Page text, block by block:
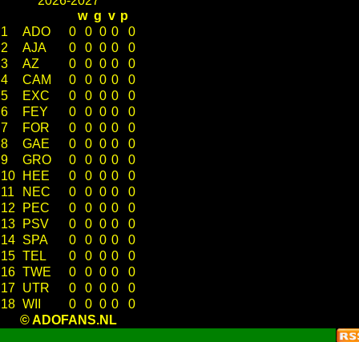
w g v p
1
ADO 0 0 0 0
0
2
AJA 0 0 0 0
0
3
AZ 0 0 0 0
0
4
CAM 0 0 0 0
0
5
EXC 0 0 0 0
0
6
FEY 0 0 0 0
0
7
FOR 0 0 0 0
0
8
GAE 0 0 0 0
0
9
GRO 0 0 0 0
0
10
HEE 0 0 0 0
0
11
NEC 0 0 0 0
0
12
PEC 0 0 0 0
0
13
PSV 0 0 0 0
0
14 SPA 0 0 0 0
0
15 TEL 0 0 0 0
0
16 TWE 0 0 0 0
0
17 UTR 0 0 0 0
0
18 WII 0 0 0 0
0
© ADOFANS.NL